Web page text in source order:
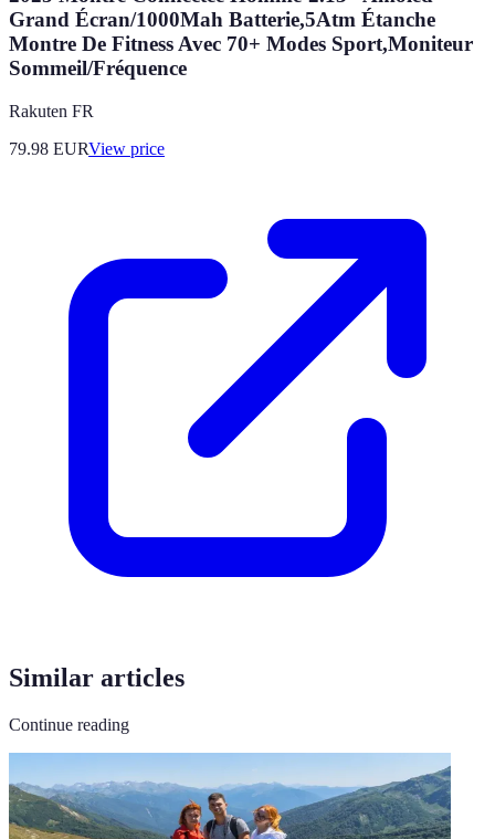
Grand Écran/1000Mah Batterie,5Atm Étanche
Montre De Fitness Avec 70+ Modes Sport,Moniteur
Sommeil/Fréquence
Rakuten FR
79.98 EURView price
Similar articles
Continue reading